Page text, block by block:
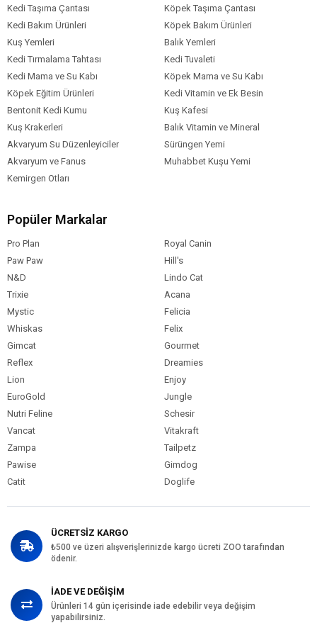
Kedi Taşıma Çantası
Köpek Taşıma Çantası
Kedi Bakım Ürünleri
Köpek Bakım Ürünleri
Kuş Yemleri
Balık Yemleri
Kedi Tırmalama Tahtası
Kedi Tuvaleti
Kedi Mama ve Su Kabı
Köpek Mama ve Su Kabı
Köpek Eğitim Ürünleri
Kedi Vitamin ve Ek Besin
Bentonit Kedi Kumu
Kuş Kafesi
Kuş Krakerleri
Balık Vitamin ve Mineral
Akvaryum Su Düzenleyiciler
Sürüngen Yemi
Akvaryum ve Fanus
Muhabbet Kuşu Yemi
Kemirgen Otları
Popüler Markalar
Pro Plan
Royal Canin
Paw Paw
Hill's
N&D
Lindo Cat
Trixie
Acana
Mystic
Felicia
Whiskas
Felix
Gimcat
Gourmet
Reflex
Dreamies
Lion
Enjoy
EuroGold
Jungle
Nutri Feline
Schesir
Vancat
Vitakraft
Zampa
Tailpetz
Pawise
Gimdog
Catit
Doglife
ÜCRETSİZ KARGO
₺500 ve üzeri alışverişlerinizde kargo ücreti ZOO tarafından
ödenir.
İADE VE DEĞİŞİM
Ürünleri 14 gün içerisinde iade edebilir veya değişim
yapabilirsiniz.